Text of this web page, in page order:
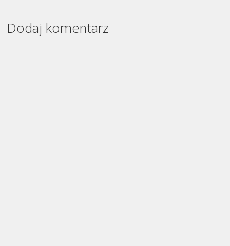
Dodaj komentarz